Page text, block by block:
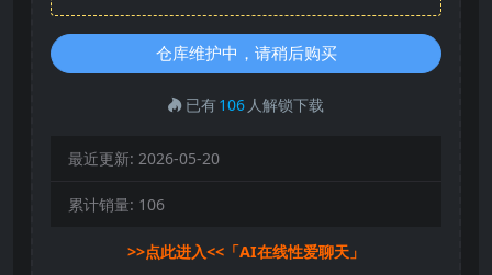
仓库维护中，请稍后购买
已有106 人解锁下载
最近更新: 2026-05-20
累计销量: 106
>>点此进入<<「AI在线性爱聊天」